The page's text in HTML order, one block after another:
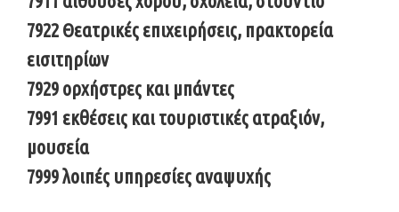
7922 Θεατρικές επιχειρήσεις, πρακτορεία
εισιτηρίων
7929 ορχήστρες και μπάντες
7991 εκθέσεις και τουριστικές ατραξιόν,
μουσεία
7999 λοιπές υπηρεσίες αναψυχής